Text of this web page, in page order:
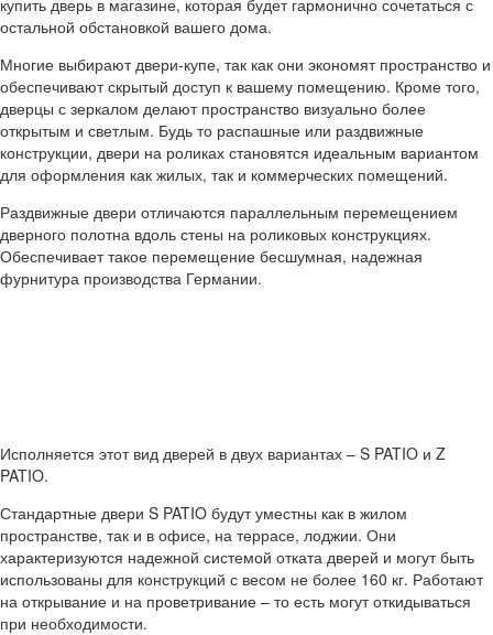
остальной обстановкой вашего дома.
Многие выбирают двери-купе, так как они экономят пространство и
обеспечивают скрытый доступ к вашему помещению. Кроме того,
дверцы с зеркалом делают пространство визуально более
открытым и светлым. Будь то распашные или раздвижные
конструкции, двери на роликах становятся идеальным вариантом
для оформления как жилых, так и коммерческих помещений.
Раздвижные двери отличаются параллельным перемещением
дверного полотна вдоль стены на роликовых конструкциях.
Обеспечивает такое перемещение бесшумная, надежная
фурнитура производства Германии.
Исполняется этот вид дверей в двух вариантах – S PATIO и Z
PATIO.
Стандартные двери S PATIO будут уместны как в жилом
пространстве, так и в офисе, на террасе, лоджии. Они
характеризуются надежной системой отката дверей и могут быть
использованы для конструкций с весом не более 160 кг. Работают
на открывание и на проветривание – то есть могут откидываться
при необходимости.